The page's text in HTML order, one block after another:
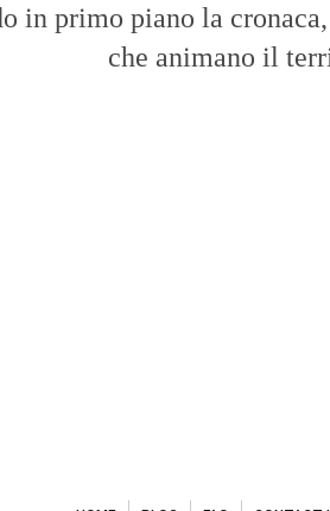
in primo piano la
che animano il